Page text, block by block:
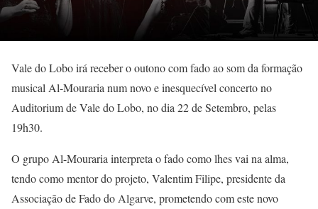
Vale do Lobo irá receber o outono com fado ao som da formação
musical Al-Mouraria num novo e inesquecível concerto no
Auditorium de Vale do Lobo, no dia 22 de Setembro, pelas
19h30.
O grupo Al-Mouraria interpreta o fado como lhes vai na alma,
tendo como mentor do projeto, Valentim Filipe, presidente da
Associação de Fado do Algarve, prometendo com este novo